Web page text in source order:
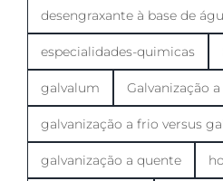
desengraxante à base de
especialidades-quimicas
galvalum Galvanização
galvanização a frio versus
galvanização a quente